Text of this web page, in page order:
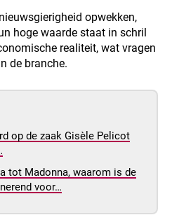
opwekken,
hoge waarde staat in schril
realiteit, wat vragen
de branche.
op de zaak Gisèle Pelicot
tot Madonna, waarom is de
voor…